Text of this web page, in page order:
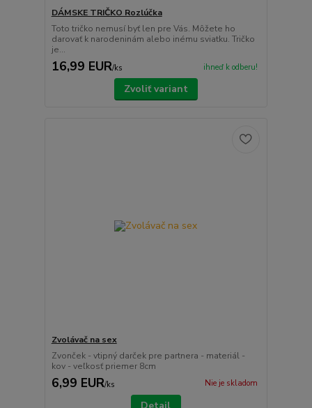
DÁMSKE TRIČKO Rozlúčka
Toto tričko nemusí byť len pre Vás. Môžete ho
darovať k narodeninám alebo inému sviatku. Tričko
je...
16,99 EUR/ks ihneď k odberu!
Zvoliť variant
Zvolávač na sex
Zvonček - vtipný darček pre partnera - materiál -
kov - veľkosť priemer 8cm
6,99 EUR/ks Nie je skladom